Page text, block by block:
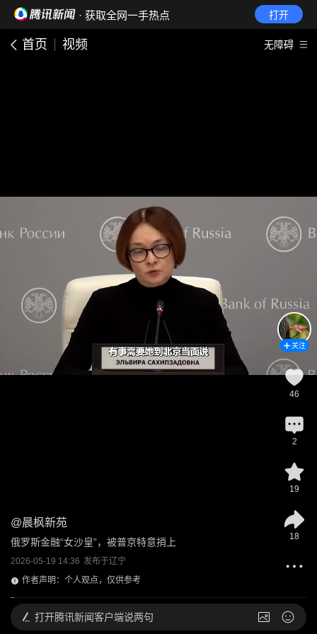
· 获取全网一手热点 打开
首页 视频 无障碍
@晨枫新苑
俄罗斯金融“女沙皇”，被普京特意捎上
2026-05-19 14:36 发布于辽宁
作者声明：个人观点，仅供参考
关注
46
2
19
18
打开腾讯新闻客户端说两句